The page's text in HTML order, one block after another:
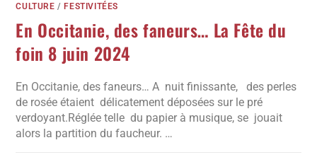
CULTURE /FESTIVITÉES
En Occitanie, des faneurs… La Fête du
foin 8 juin 2024
En Occitanie, des faneurs… A nuit finissante, des perles
de rosée étaient délicatement déposées sur le pré
verdoyant.Réglée telle du papier à musique, se jouait
alors la partition du faucheur. …